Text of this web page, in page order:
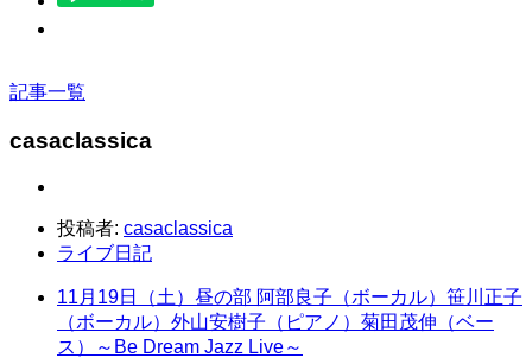
記事一覧
casaclassica
投稿者: casaclassica
ライブ日記
11月19日（土）昼の部 阿部良子（ボーカル）笹川正子
（ボーカル）外山安樹子（ピアノ）菊田茂伸（ベー
ス）～Be Dream Jazz Live～